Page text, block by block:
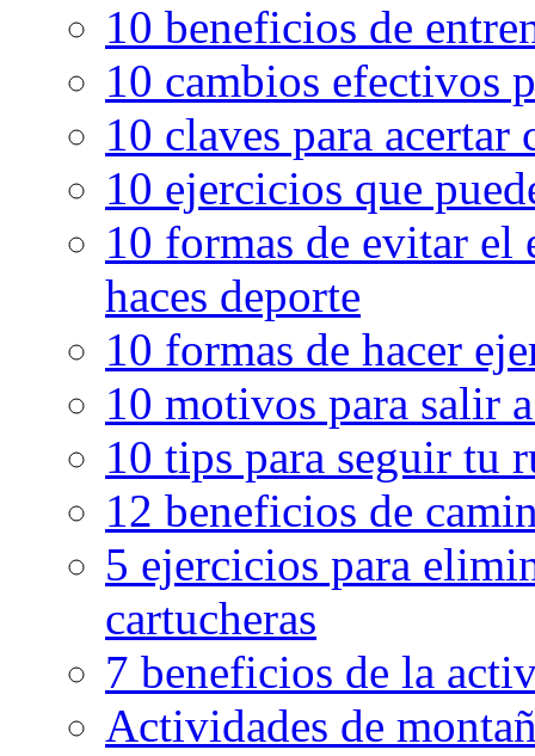
10 beneficios de
10 cambios efectivos
10 claves para
10 ejercicios que
10 formas de evitar
haces deporte
10 formas de hacer
10 motivos para salir
10 tips para seguir tu
12 beneficios de
5 ejercicios para
cartucheras
7 beneficios de la
Actividades de